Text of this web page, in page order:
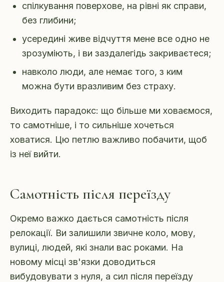
спілкування поверхове, на рівні як справи,
без глибини;
усередині живе відчуття мене все одно не
зрозуміють, і ви заздалегідь закриваєтеся;
навколо люди, але немає того, з ким
можна бути вразливим без страху.
Виходить парадокс: що більше ми ховаємося,
то самотніше, і то сильніше хочеться
ховатися. Цю петлю важливо побачити, щоб
із неї вийти.
Самотність після переїзду
Окремо важко дається самотність після
релокації. Ви залишили звичне коло, мову,
вулиці, людей, які знали вас роками. На
новому місці зв'язки доводиться
вибудовувати з нуля, а сил після переїзду